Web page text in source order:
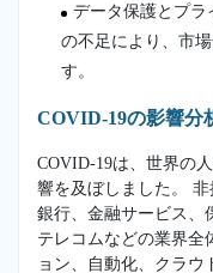
データ保護とプラ
の不足により、市
す。
COVID-19の影響分
COVID-19は、世界の
響を及ぼしました。 非
銀行、金融サービス、
テレコムなどの業界全
ョン、自動化、クラウ